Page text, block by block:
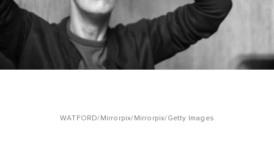
WATFORD/Mirrorpix/Mirrorpix/Getty Images